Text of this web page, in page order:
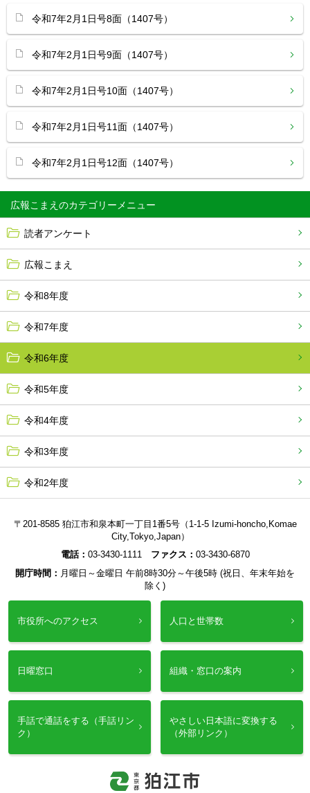
広報こまえ
読者アンケート
広報こまえ
令和8年度
令和7年度
令和6年度
令和5年度
令和4年度
令和3年度
令和2年度
令和7年2月1日号8面（1407号）
令和7年2月1日号9面（1407号）
令和7年2月1日号10面（1407号）
令和7年2月1日号11面（1407号）
令和7年2月1日号12面（1407号）
〒201-8585 狛江市和泉本町一丁目1番5号（1-1-5 Izumi-honcho,Komae
City,Tokyo,Japan）
電話： 03-3430-1111 ファクス： 03-3430-6870
開庁時間： 月曜日～金曜日 午前8時30分～午後5時 (祝日、年末年始を
除く)
市役所へのアクセス 人口と世帯数
日曜窓口 組織・窓口の案内
手話で通話をする（手話リン
ク）
やさしい日本語に変換する
（外部リンク）